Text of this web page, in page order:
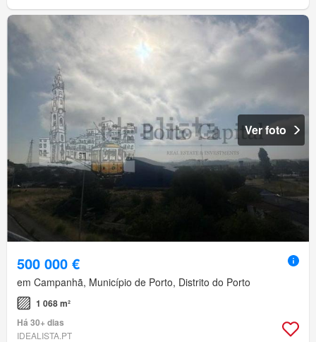
Ver foto
500 000 €
em Campanhã, Município de Porto, Distrito do Porto
1 068 m²
Há 30+ dias
IDEALISTA.PT